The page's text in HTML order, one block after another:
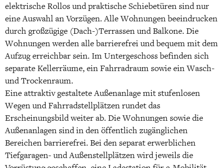
elektrische Rollos und praktische Schiebetüren sind nur
eine Auswahl an Vorzügen. Alle Wohnungen beeindrucken
durch großzügige (Dach-)Terrassen und Balkone. Die
Wohnungen werden alle barrierefrei und bequem mit dem
Aufzug erreichbar sein. Im Untergeschoss befinden sich
separate Kellerräume, ein Fahrradraum sowie ein Wasch-
und Trockenraum.
Eine attraktiv gestaltete Außenanlage mit stufenlosen
Wegen und Fahrradstellplätzen rundet das
Erscheinungsbild weiter ab. Die Wohnungen sowie die
Außenanlagen sind in den öffentlich zugänglichen
Bereichen barrierefrei. Bei den separat erwerblichen
Tiefgaragen- und Außenstellplätzen wird jeweils die